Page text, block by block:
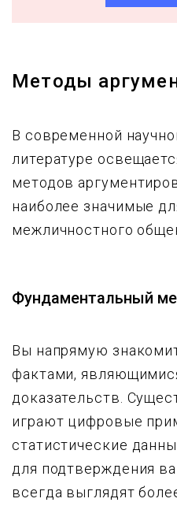
Методы
В современной
литературе
методов
наиболее значимые
межличностного
Фундаментальный
Вы напрямую
фактами,
доказательств.
играют цифровые
статистические
для подтверждения
всегда выглядят